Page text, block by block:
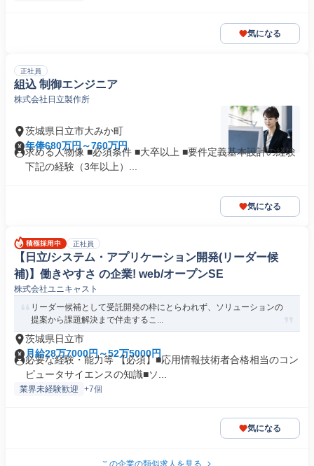
気になる
正社員
組込 制御エンジニア
株式会社日立製作所
茨城県日立市大みか町
年俸680万円～760万円
求める人物像 ■必須条件 ■大卒以上 ■要件定義基本設計の経験
下記の経験（3年以上）...
気になる
正社員
【日立/システム・アプリケーション開発(リーダー候
補)】働きやすさ の企業! web/オープンSE
株式会社ユニキャスト
リーダー候補として受託開発の枠にとらわれず、ソリューションの
提案から課題解決まで伴走するこ...
茨城県日立市
月給28万7000円～52万5000円
必要な経験・能力等 【必須】■応用情報技術者合格相当のコン
ピュータサイエンスの知識■ソ...
業界未経験歓迎 +7個
気になる
この企業の類似求人を見る